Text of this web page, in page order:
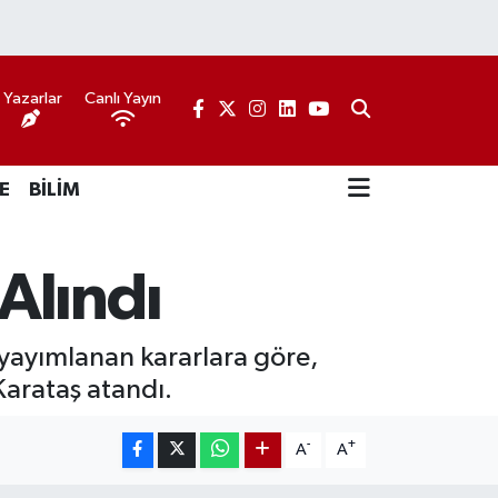
Yazarlar Canlı Yayın
BİLİM
kararlara göre,
atandı.
A- A+